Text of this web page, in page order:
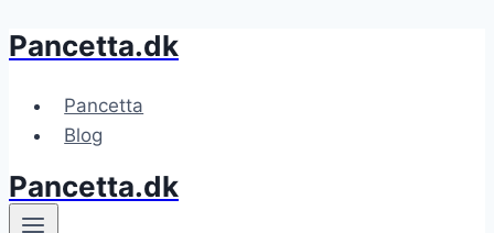
Fortsæt
indhold
Pancetta.dk
Pancetta
Blog
Pancetta.dk